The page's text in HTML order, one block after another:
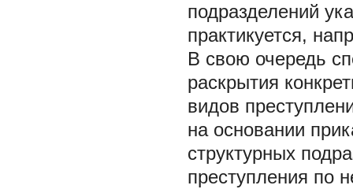
подразделений
практикуется,
В свою очередь
раскрытия
видов
на основании
структурных
преступления по